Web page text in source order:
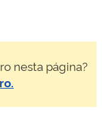
nesta página?